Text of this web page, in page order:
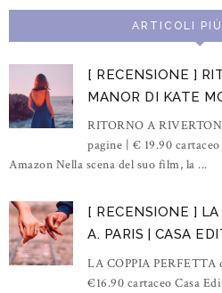
ARTICOLI
[ RECENSIONE ]
MANOR DI KATE
RITORNO A
pagine | € 19.90
Amazon Nella scena del suo film, la ...
[ RECENSIONE ]
A. PARIS | CASA
LA COPPIA PERFETTA
€16.90 cartaceo Casa